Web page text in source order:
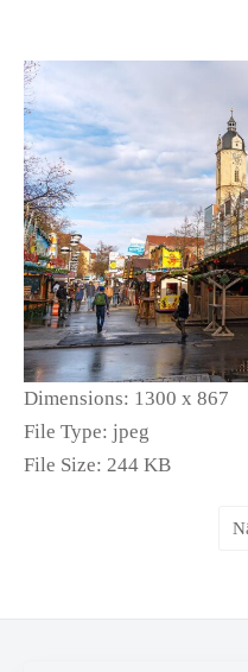
Dimensions: 1300 x 867
File Type: jpeg
File Size: 244 KB